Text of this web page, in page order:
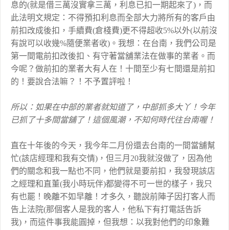
息的(就是借三萬沒實拿三萬，利息已扣一期起來了)，而
此法明文規定：不得預扣利息而全部大力將所有的客戶由
前扣改成後扣，手續費(倉棧費)更不得超收5%以外(以前沒
有說可以收幾%隨便業者收)。我想：在台南，我們公司是
第一間電前扣改後扣、有守著當舖業法在做事的業者。而
今呢？做前扣的業者大有人在！十間至少有七間還是前扣
的！要說合法嘛？！不予置評啦！
所以：如果在中部的業者就知道了，中部抓多大丫！今年
已抓了十多間當舖了！這個風潮，不知何時代往台南喔！
直在十年後的今天，我今年二月份還去台南的一間當舖幫
忙(該店經理和我有交情)，但三月20我就沒做了，因為他
們的關念和我一點也不同，他們就是要前扣，我發現該店
之經理和直董(我小時玩伴)都變得不可一世的樣子，我只
有也罷！晚離不如早離！才多久，聽說前陣子因打客人而
告上法院(那個客人是我的客人，他私下有打電話告訴
我)，而這件事我能圓掉，但我想：以我對他們的印象難